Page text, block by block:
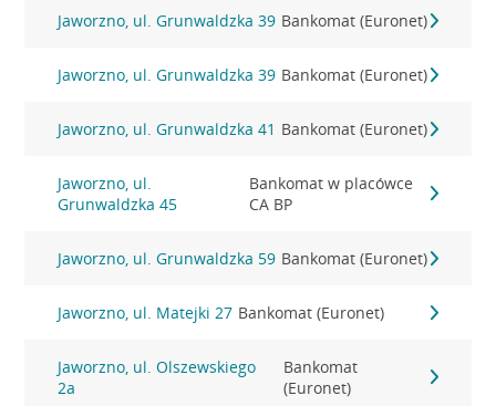
Jaworzno, ul. Grunwaldzka 39 Bankomat (Euronet)
Jaworzno, ul. Grunwaldzka 39 Bankomat (Euronet)
Jaworzno, ul. Grunwaldzka 41 Bankomat (Euronet)
Jaworzno, ul.
Grunwaldzka 45
Bankomat w placówce
CA BP
Jaworzno, ul. Grunwaldzka 59 Bankomat (Euronet)
Jaworzno, ul. Matejki 27 Bankomat (Euronet)
Jaworzno, ul. Olszewskiego
2a
Bankomat
(Euronet)